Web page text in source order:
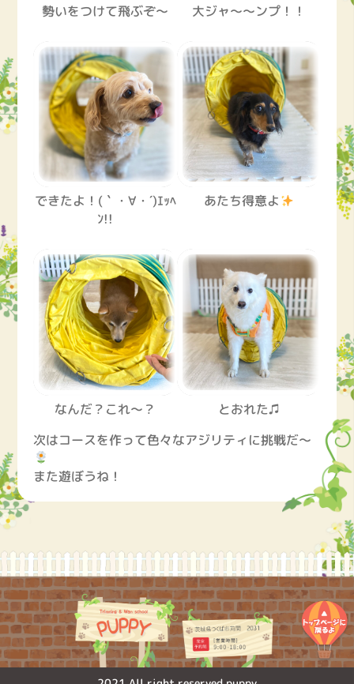
勢いをつけて飛ぶぞ～ 大ジャ～～ンプ！！
できたよ！(｀・∀・´)ｴｯﾍ
ﾝ!!
あたち得意よ
なんだ？これ～？
とおれた♫
次はコースを作って色々なアジリティに挑戦だ～
また遊ぼうね！